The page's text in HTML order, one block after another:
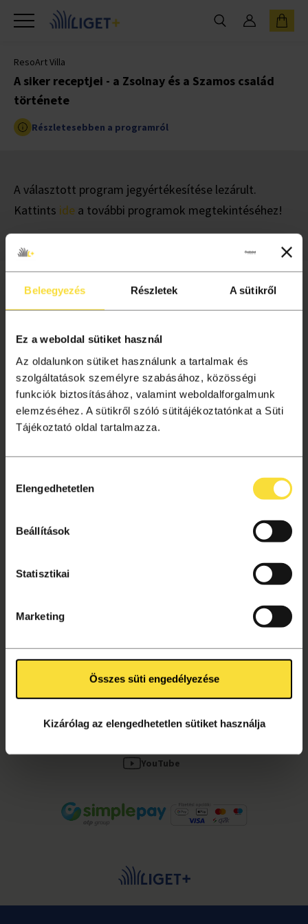
Beleegyezés Részletek A sütikről
Ez a weboldal sütiket használ
Az oldalunkon sütiket használunk a tartalmak és
szolgáltatások személyre szabásához, közösségi
funkciók biztosításához, valamint weboldalforgalmunk
elemzéséhez. A sütikről szóló sütitájékoztatónkat a Süti
Tájékoztató oldal tartalmazza.
kiválasztása
Elengedhetetlen
Beállítások
Statisztikai
Marketing
Összes süti engedélyezése
Kizárólag az elengedhetetlen sütiket használja
ResoArt Villa
A siker receptjei - a Zsolnay és a Szamos család
története
Részletesebben a programról
A választott program jegyértékesítése lezárult.
Kattints ide a további programok megtekintéséhez!
INFORMÁCIÓ
Tagságok
Aktuális információk
Gyakori kérdések
Jegyvásárlás
Ajándékutalvány
KÖVESS MINKET!
Facebook
YouTube